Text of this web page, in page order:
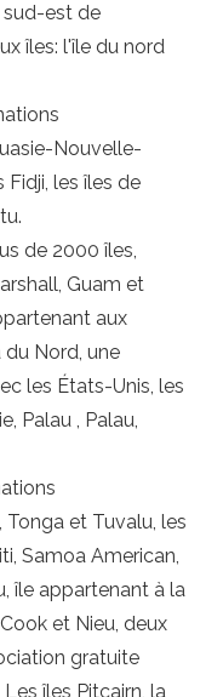
sud-est de
îles: l'île du nord
Nouvelle-
Fidji, les îles de
de 2000 îles,
Guam et
aux
du Nord, une
les États-Unis, les
Palau , Palau,
et Tuvalu, les
Samoa American,
île appartenant à la
et Nieu, deux
gratuite
îles Pitcairn, la